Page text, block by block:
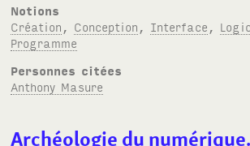
Notions
Création
Conception Interface
Programme
Personnes citées
Anthony Masure
Archéologie du